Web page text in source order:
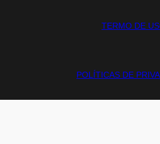
TERMO DE
POLÍTICAS DE